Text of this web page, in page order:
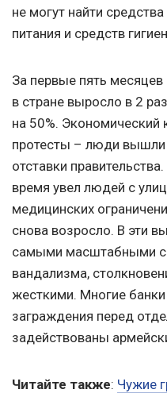
не могут найти
питания и средств
За первые пять месяцев
в стране выросло в 2
на 50%.
протесты – люди вышли
отставки
время увел людей с
медицинских
снова возросло. В эти
самыми масштабными
вандализма,
жесткими. Многие
заграждения перед
задействованы
Читайте также: Чужие